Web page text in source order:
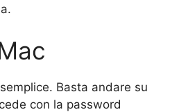
Basta andare su
con la password